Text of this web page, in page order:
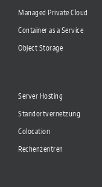
Managed Private Cloud
Container as a Service
Object Storage
Server Hosting
Standortvernetzung
Colocation
Rechenzentren